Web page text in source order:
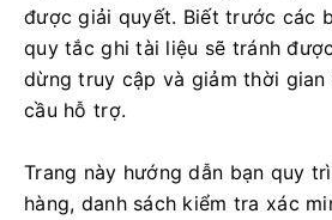
được giải quyết. Biết trước các
quy tắc ghi tài liệu sẽ tránh
dừng truy cập và giảm thời gian
cầu hỗ trợ.
Trang này hướng dẫn bạn quy
hàng, danh sách kiểm tra xác